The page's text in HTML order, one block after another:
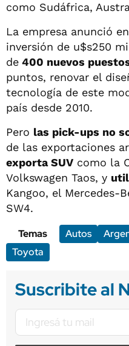
como Sudáfrica,
La empresa anunció
inversión de u$s250
de 400 nuevos
puntos, renovar el
tecnología de este
país desde 2010.
Pero las pick-ups no
de las exportaciones
exporta SUV como la
Volkswagen Taos, y
Kangoo, el Mercedes-
SW4.
Temas
Autos
Toyota
Suscribite al